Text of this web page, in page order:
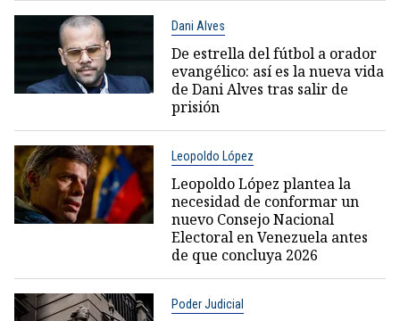
Dani Alves
De estrella del fútbol a orador
evangélico: así es la nueva vida
de Dani Alves tras salir de
prisión
Leopoldo López
Leopoldo López plantea la
necesidad de conformar un
nuevo Consejo Nacional
Electoral en Venezuela antes
de que concluya 2026
Poder Judicial